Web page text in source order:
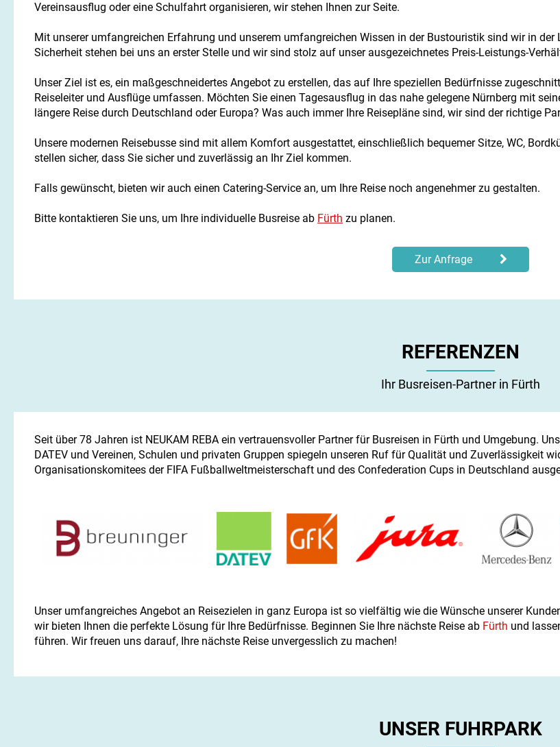
Vereinsausflug oder eine Schulfahrt organisieren, wir stehen Ihnen zur Seite.
Mit unserer umfangreichen Erfahrung und unserem umfangreichen Wissen in der Bustouristik sind wir in
Sicherheit stehen bei uns an erster Stelle und wir sind stolz auf unser ausgezeichnetes Preis-Leistungs-
Unser Ziel ist es, ein maßgeschneidertes Angebot zu erstellen, das auf Ihre speziellen Bedürfnisse
Reiseleiter und Ausflüge umfassen. Möchten Sie einen Tagesausflug in das nahe gelegene Nürnberg mit
längere Reise durch Deutschland oder Europa? Was auch immer Ihre Reisepläne sind, wir sind der richtige
Unsere modernen Reisebusse sind mit allem Komfort ausgestattet, einschließlich bequemer Sitze, WC,
stellen sicher, dass Sie sicher und zuverlässig an Ihr Ziel kommen.
Falls gewünscht, bieten wir auch einen Catering-Service an, um Ihre Reise noch angenehmer zu gestalten.
Bitte kontaktieren Sie uns, um Ihre individuelle Busreise ab Fürth zu planen.
Zur Anfrage
REFERENZEN
Ihr Busreisen-Partner in Fürth
Seit über 78 Jahren ist NEUKAM REBA ein vertrauensvoller Partner für Busreisen in Fürth und Umgebung.
DATEV und Vereinen, Schulen und privaten Gruppen spiegeln unseren Ruf für Qualität und Zuverlässigkeit
Organisationskomitees der FIFA Fußballweltmeisterschaft und des Confederation Cups in Deutschland
Unser umfangreiches Angebot an Reisezielen in ganz Europa ist so vielfältig wie die Wünsche unserer
wir bieten Ihnen die perfekte Lösung für Ihre Bedürfnisse. Beginnen Sie Ihre nächste Reise ab Fürth und
führen. Wir freuen uns darauf, Ihre nächste Reise unvergesslich zu machen!
UNSER FUHRPARK